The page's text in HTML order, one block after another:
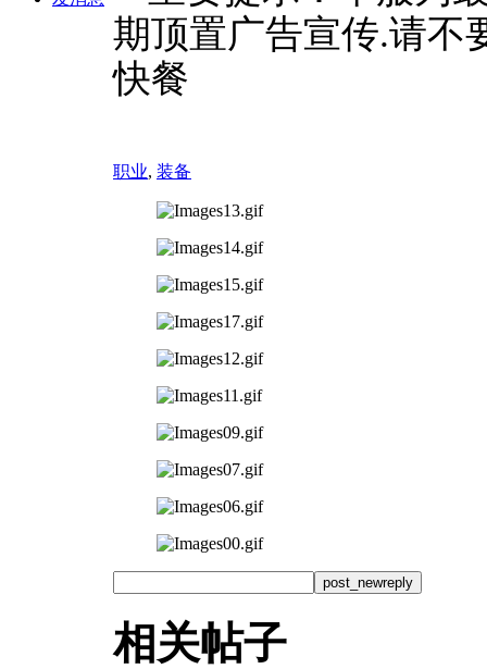
期顶置广告宣传.请不
快餐
职业, 装备
post_newreply
相关帖子